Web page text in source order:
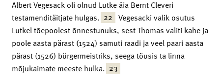
Albert Vegesack oli olnud Lutke äia Bernt Cleveri
testamenditäitjate hulgas. 22 Vegesacki valik osutus
Lutkel tõepoolest õnnestunuks, sest Thomas valiti kahe ja
poole aasta pärast (1524) samuti raadi ja veel paari aasta
pärast (1526) bürgermeistriks, seega tõusis ta linna
mõjukaimate meeste hulka. 23